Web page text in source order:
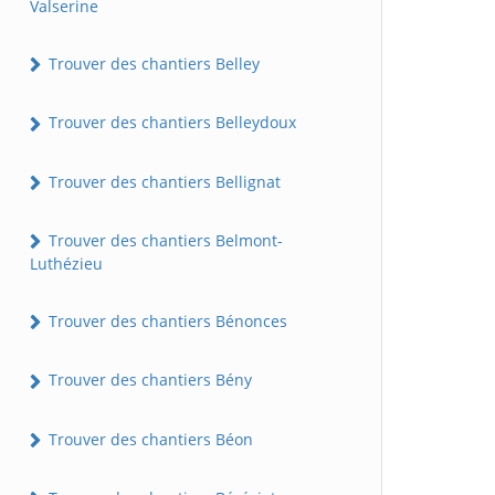
Valserine
Trouver des chantiers Belley
Trouver des chantiers Belleydoux
Trouver des chantiers Bellignat
Trouver des chantiers Belmont-
Luthézieu
Trouver des chantiers Bénonces
Trouver des chantiers Bény
Trouver des chantiers Béon